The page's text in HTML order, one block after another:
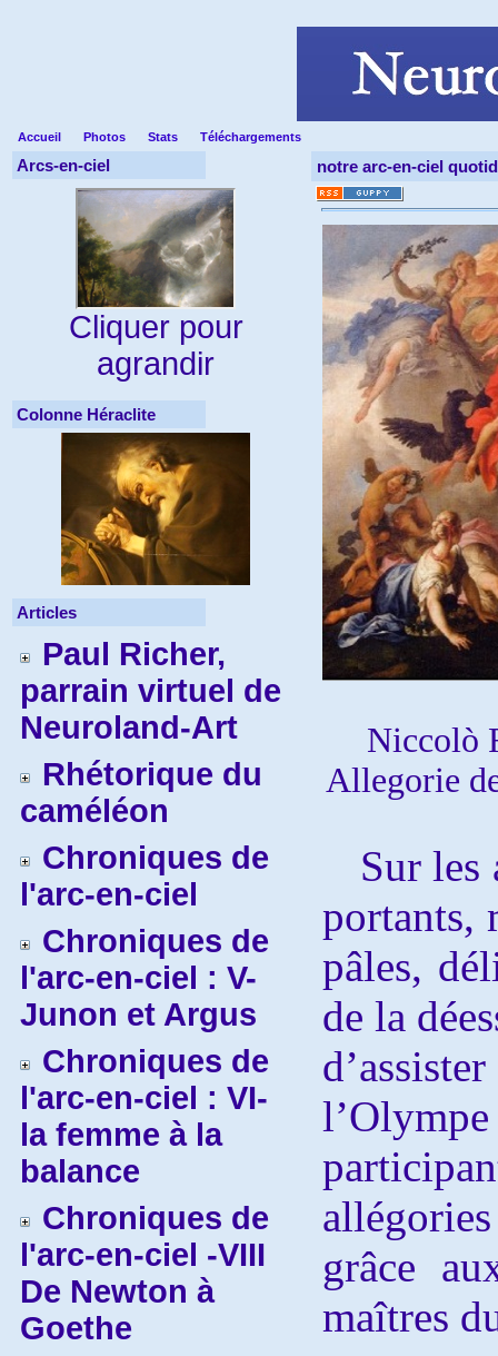
Accueil Photos Stats Téléchargements
Arcs-en-ciel
Cliquer pour
agrandir
Colonne Héraclite
Articles
Paul Richer,
parrain virtuel de
Neuroland-Art
Rhétorique du
caméléon
Chroniques de
l'arc-en-ciel
Chroniques de
l'arc-en-ciel : V-
Junon et Argus
Chroniques de
l'arc-en-ciel : VI-
la femme à la
balance
Chroniques de
l'arc-en-ciel -VIII
De Newton à
Goethe
notre arc-en-ciel
Niccolò
Allegorie
Sur les
portants,
pâles,
de la
grâce
maîtres